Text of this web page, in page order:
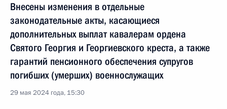
Внесены изменения в отдельные
законодательные акты, касающиеся
дополнительных выплат кавалерам ордена
Святого Георгия и Георгиевского креста, а также
гарантий пенсионного обеспечения супругов
погибших (умерших) военнослужащих
29 мая 2024 года, 15:30